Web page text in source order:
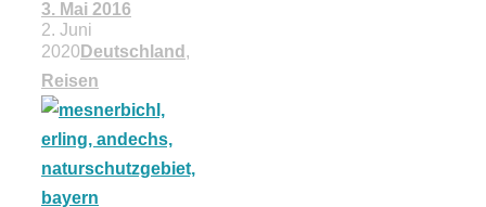
3. Mai 2016
2. Juni
2020 Deutschland ,
Reisen